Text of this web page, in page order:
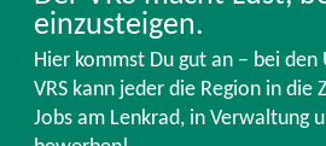
einzusteigen.
Hier kommst Du gut an – bei
VRS kann jeder die Region in
Jobs am Lenkrad, in Verwaltung